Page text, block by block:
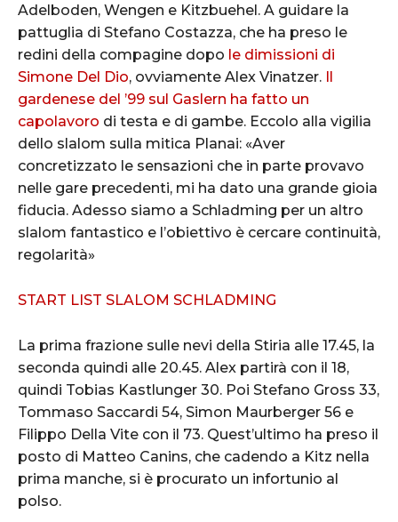
Adelboden, Wengen e Kitzbuehel. A guidare la
pattuglia di Stefano Costazza, che ha preso le
redini della compagine dopo le dimissioni di
Simone Del Dio, ovviamente Alex Vinatzer. Il
gardenese del ’99 sul Gaslern ha fatto un
capolavoro di testa e di gambe. Eccolo alla vigilia
dello slalom sulla mitica Planai: «Aver
concretizzato le sensazioni che in parte provavo
nelle gare precedenti, mi ha dato una grande gioia
fiducia. Adesso siamo a Schladming per un altro
slalom fantastico e l’obiettivo è cercare continuità,
regolarità»
START LIST SLALOM SCHLADMING
La prima frazione sulle nevi della Stiria alle 17.45, la
seconda quindi alle 20.45. Alex partirà con il 18,
quindi Tobias Kastlunger 30. Poi Stefano Gross 33,
Tommaso Saccardi 54, Simon Maurberger 56 e
Filippo Della Vite con il 73. Quest’ultimo ha preso il
posto di Matteo Canins, che cadendo a Kitz nella
prima manche, si è procurato un infortunio al
polso.